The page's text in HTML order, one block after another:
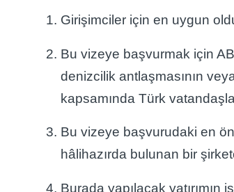
Girişimciler için en uygun
Bu vizeye başvurmak için
denizcilik antlaşmasının
kapsamında Türk
Bu vizeye başvurudaki en
hâlihazırda bulunan bir
Burada yapılacak yatırımın